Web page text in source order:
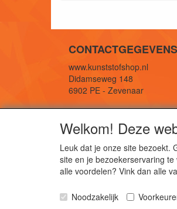
CONTACTGEGEVENS
www.kunststofshop.nl
Didamseweg 148
6902 PE - Zevenaar
Telefoon: +31 (0) 316 241
Welkom! Deze
Leuk dat je onze site bezoekt.
site en je bezoekerservaring
alle voordelen? Vink dan alle
Noodzakelijk